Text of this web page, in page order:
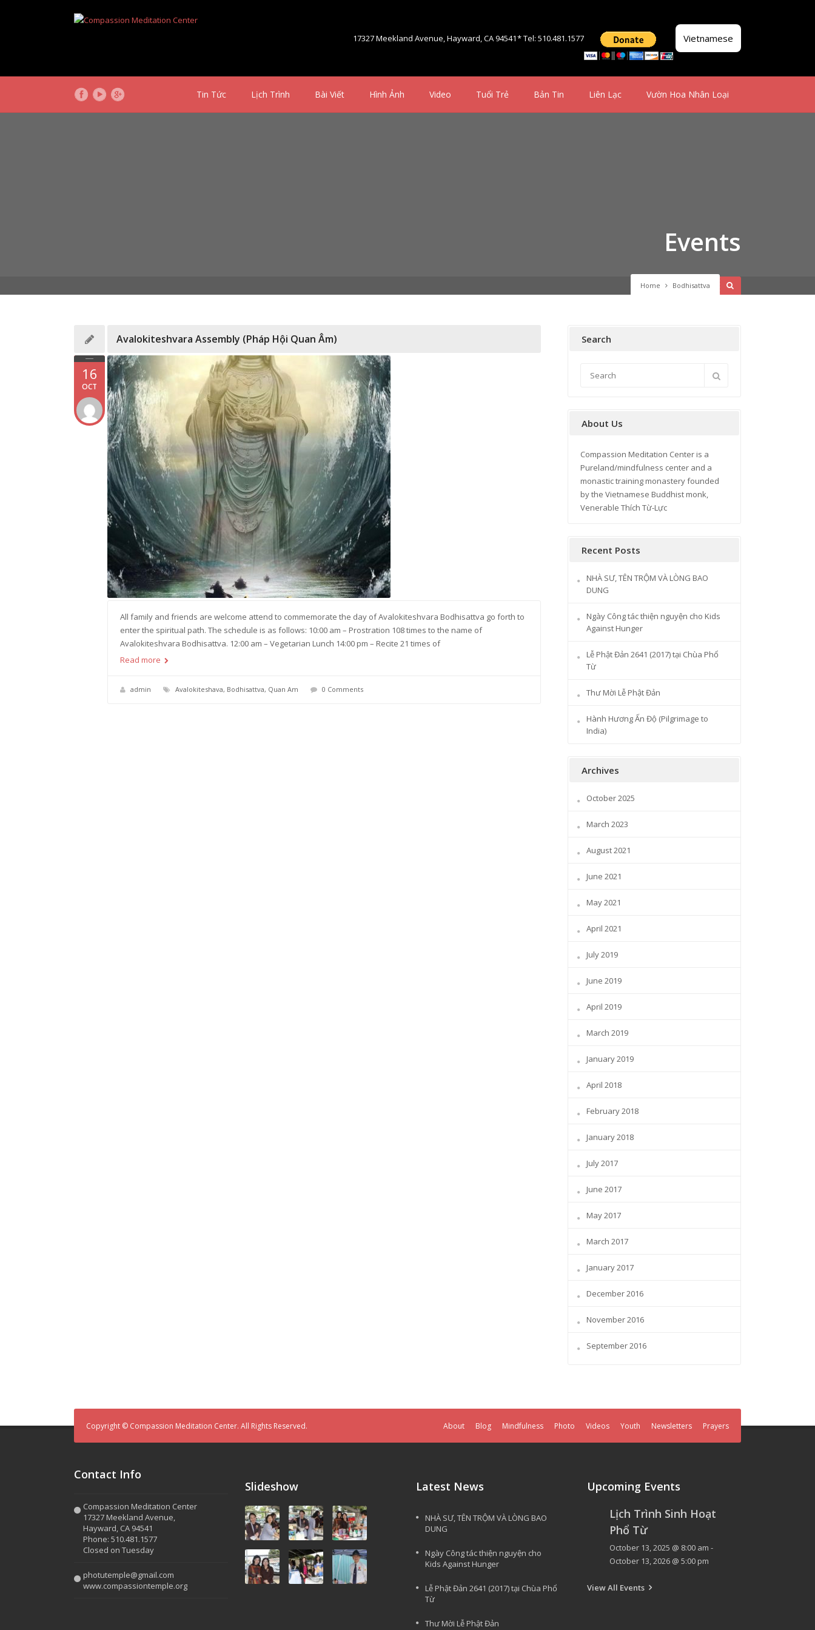
17327 Meekland Avenue, Hayward, CA 94541* Tel: 510.481.1577 Vietnamese
Tin Tức Lịch Trình Bài Viết Hình Ảnh Video Tuổi Trẻ Bản Tin Liên Lạc Vườn Hoa Nhân Loại
Home Bodhisattva
Events
16
OCT
Avalokiteshvara Assembly (Pháp Hội Quan Âm)
All family and friends are welcome attend to commemorate the day of Avalokiteshvara Bodhisattva go forth to
enter the spiritual path. The schedule is as follows: 10:00 am – Prostration 108 times to the name of
Avalokiteshvara Bodhisattva. 12:00 am – Vegetarian Lunch 14:00 pm – Recite 21 times of
Read more
admin Avalokiteshava, Bodhisattva, Quan Am 0 Comments
Search
About Us
Compassion Meditation Center is a
Pureland/mindfulness center and a
monastic training monastery founded
by the Vietnamese Buddhist monk,
Venerable Thích Từ-Lực
Recent Posts
NHÀ SƯ, TÊN TRỘM VÀ LÒNG BAO
DUNG
Ngày Công tác thiện nguyện cho Kids
Against Hunger
Lễ Phật Đản 2641 (2017) tại Chùa Phổ
Từ
Thư Mời Lễ Phật Đản
Hành Hương Ấn Độ (Pilgrimage to
India)
Archives
October 2025
March 2023
August 2021
June 2021
May 2021
April 2021
July 2019
June 2019
April 2019
March 2019
January 2019
April 2018
February 2018
January 2018
July 2017
June 2017
May 2017
March 2017
January 2017
December 2016
November 2016
September 2016
Copyright © Compassion Meditation Center. All Rights Reserved. About Blog Mindfulness Photo Videos Youth Newsletters Prayers
Contact Info
Compassion Meditation Center
17327 Meekland Avenue,
Hayward, CA 94541
Phone: 510.481.1577
Closed on Tuesday
photutemple@gmail.com
www.compassiontemple.org
Slideshow Latest News
NHÀ SƯ, TÊN TRỘM VÀ LÒNG BAO
DUNG
Ngày Công tác thiện nguyện cho
Kids Against Hunger
Lễ Phật Đản 2641 (2017) tại Chùa Phổ
Từ
Thư Mời Lễ Phật Đản
Upcoming Events
Lịch Trình Sinh Hoạt
Phổ Từ
October 13, 2025 @ 8:00 am -
October 13, 2026 @ 5:00 pm
View All Events